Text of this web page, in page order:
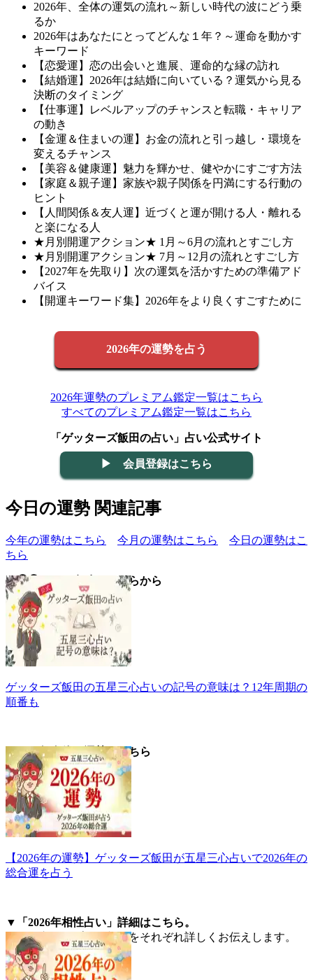
2026年、全体の運気の流れ～新しい時代の波にどう乗
るか
2026年はあなたにとってどんな１年？～運命を動かす
キーワード
【恋愛運】恋の出会いと進展、運命的な縁の訪れ
【結婚運】2026年は結婚に向いている？運気から見る
決断のタイミング
【仕事運】レベルアップのチャンスと転職・キャリア
の動き
【金運＆住まいの運】お金の流れと引っ越し・環境を
変えるチャンス
【美容＆健康運】魅力を輝かせ、健やかにすごす方法
【家庭＆親子運】家族や親子関係を円満にする行動の
ヒント
【人間関係＆友人運】近づくと運が開ける人・離れる
と楽になる人
★月別開運アクション★ 1月～6月の流れとすごし方
★月別開運アクション★ 7月～12月の流れとすごし方
【2027年を先取り】次の運気を活かすための準備アド
バイス
【開運キーワード集】2026年をより良くすごすために
2026年の運勢を占う
2026年運勢のプレミアム鑑定一覧はこちら
すべてのプレミアム鑑定一覧はこちら
「ゲッターズ飯田の占い」占い公式サイト
▶ 会員登録はこちら
今日の運勢 関連記事
今年の運勢はこちら 今月の運勢はこちら
今日の運勢はこ
ちら
▼◯◯の日の意味はこちらから
ゲッターズ飯田の五星三心占いの記号の意味は？12年周期の
順番も
▼2026年全体の運勢はこちら
【2026年の運勢】ゲッターズ飯田が五星三心占いで2026年の
総合運を占う
▼「2026年相性占い」詳細はこちら。
五星三心タイプ別の相性をそれぞれ詳しくお伝えします。